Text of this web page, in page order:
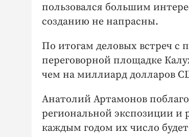
пользовался большим
созданию не напрасны.
По итогам деловых встреч
переговорной площадке
чем на миллиард долларов
Анатолий Артамонов
региональной экспозиции и
каждым годом их число